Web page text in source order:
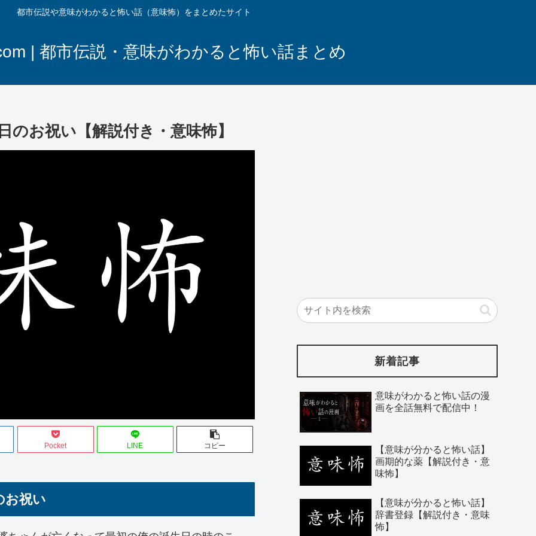
都市伝説や意味がわかると怖い話（意味怖）をまとめたサイト
| 都市伝説・意味がわかると怖い話まとめ
お祝い【解説付き・意味怖】
Pocket LINE コピー
お祝い
新着記事
意味がわかると怖い話の漫
画を全話無料で配信中！
【意味が分かると怖い話】
画期的な薬【解説付き・意
味怖】
【意味が分かると怖い話】
辞書登録【解説付き・意味
怖】